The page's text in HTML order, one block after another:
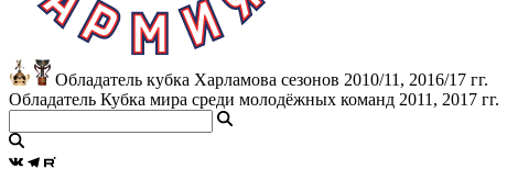
Обладатель кубка Харламова сезонов 2010/11, 2016/17 гг.
Обладатель Кубка мира среди молодёжных команд 2011, 2017 гг.